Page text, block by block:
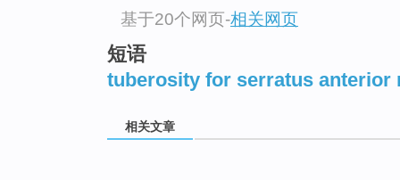
基于20个网页-相关网页
短语
tuberosity for serratus anterior
相关文章